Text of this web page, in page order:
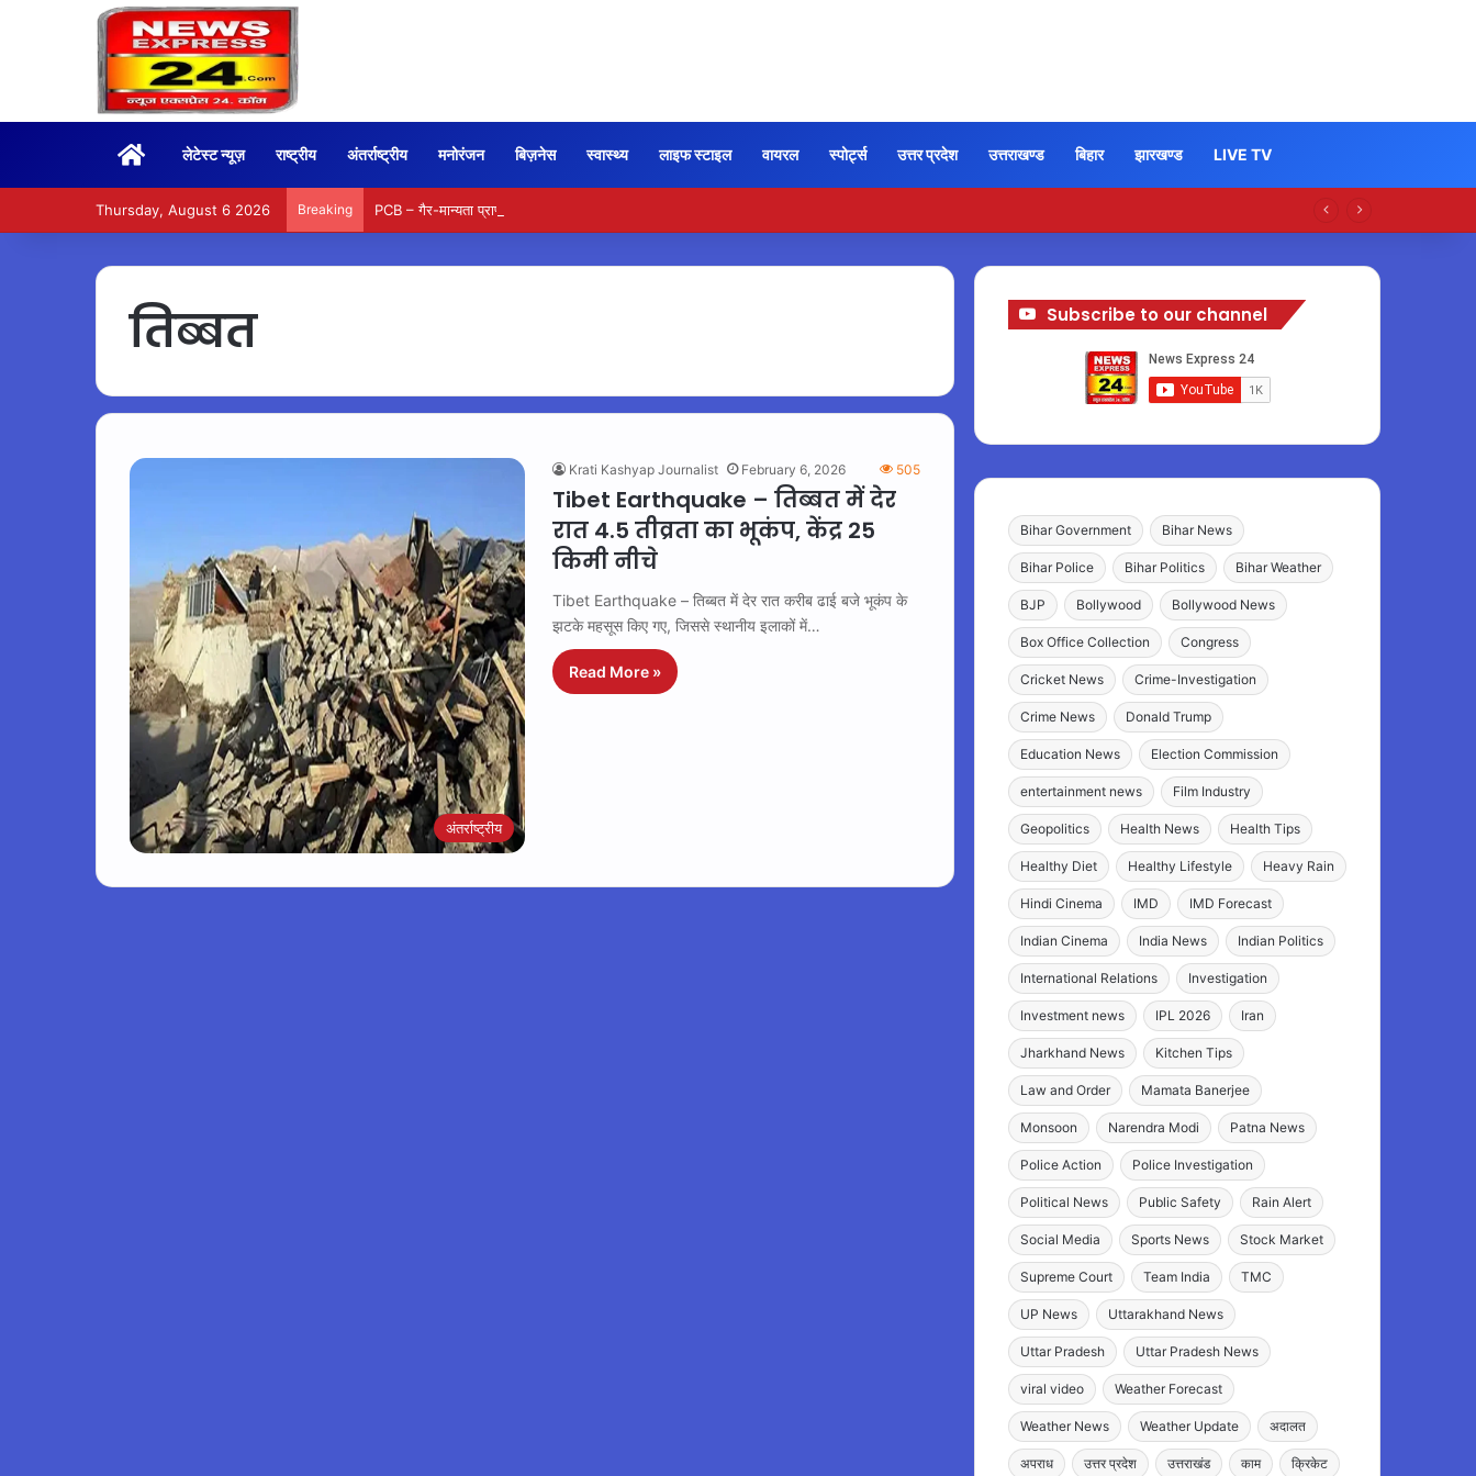
Homeलेटेस्ट न्यूज़ राष्ट्रीय अंतर्राष्ट्रीय मनोरंजन बिज़नेस स्वास्थ्य लाइफ स्टाइल वायरल स्पोर्ट्स उत्तर प्रदेश उत्तराखण्ड बिहार झारखण्ड LIVE TV
Thursday, August 6 2026 Breaking PCB – गैर-मान्यता प्राप्त लीग खेलने पर पूर्व खिलाड़ियों पर कार्रवाई की तैयारी
तिब्बत
अंतर्राष्ट्रीय
Krati Kashyap Journalist February 6, 2026 505
Tibet Earthquake – तिब्बत में देर
रात 4.5 तीव्रता का भूकंप, केंद्र 25
किमी नीचे
Tibet Earthquake – तिब्बत में देर रात करीब ढाई बजे भूकंप के
झटके महसूस किए गए, जिससे स्थानीय इलाकों में…
Read More »
Subscribe to our channel
Bihar Government Bihar News
Bihar Police Bihar Politics Bihar Weather
BJP Bollywood Bollywood News
Box Office Collection Congress
Cricket News Crime-Investigation
Crime News Donald Trump
Education News Election Commission
entertainment news Film Industry
Geopolitics Health News Health Tips
Healthy Diet Healthy Lifestyle Heavy Rain
Hindi Cinema IMD IMD Forecast
Indian Cinema India News Indian Politics
International Relations Investigation
Investment news IPL 2026 Iran
Jharkhand News Kitchen Tips
Law and Order Mamata Banerjee
Monsoon Narendra Modi Patna News
Police Action Police Investigation
Political News Public Safety Rain Alert
Social Media Sports News Stock Market
Supreme Court Team India TMC
UP News Uttarakhand News
Uttar Pradesh Uttar Pradesh News
viral video Weather Forecast
Weather News Weather Update अदालत
अपराध उत्तर प्रदेश उत्तराखंड काम क्रिकेट